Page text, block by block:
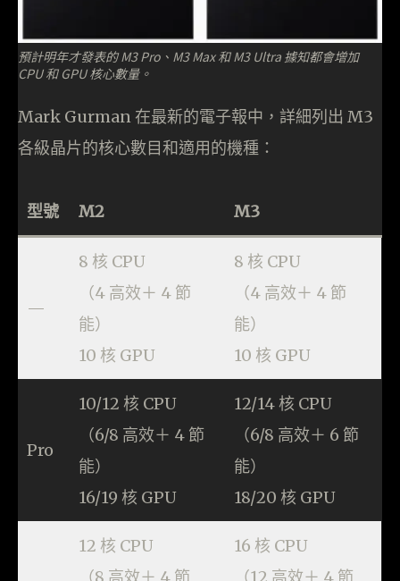
預計明年才發表的 M3 Pro、M3 Max 和 M3 Ultra 據知都會增加
CPU 和 GPU 核心數量。
Mark Gurman 在最新的電子報中，詳細列出 M3
各級晶片的核心數目和適用的機種：
型號 M2 M3
—
8 核 CPU
（4 高效＋ 4 節
能）
10 核 GPU
8 核 CPU
（4 高效＋ 4 節
能）
10 核 GPU
Pro
10/12 核 CPU
（6/8 高效＋ 4 節
能）
16/19 核 GPU
12/14 核 CPU
（6/8 高效＋ 6 節
能）
18/20 核 GPU
12 核 CPU
16 核 CPU